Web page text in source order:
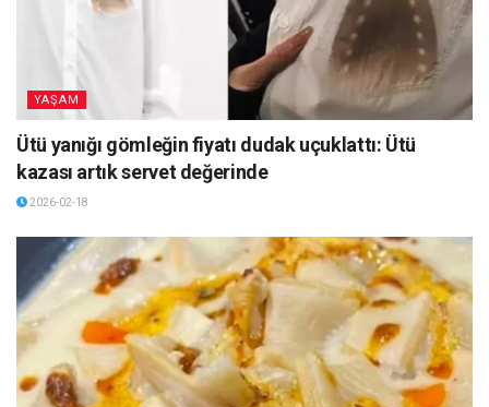
YAŞAM
Ütü yanığı gömleğin fiyatı dudak uçuklattı: Ütü
kazası artık servet değerinde
2026-02-18